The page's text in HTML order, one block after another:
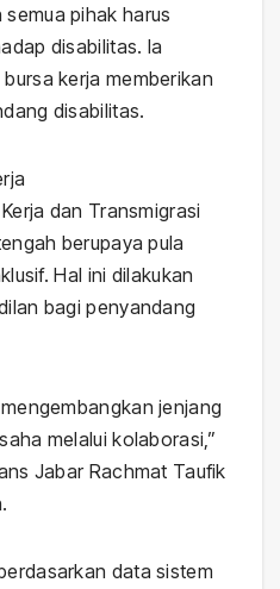
pihak harus
disabilitas. Ia
kerja memberikan
disabilitas.
dan Transmigrasi
berupaya pula
Hal ini dilakukan
bagi penyandang
jenjang
melalui kolaborasi,”
Jabar Rachmat Taufik
data sistem